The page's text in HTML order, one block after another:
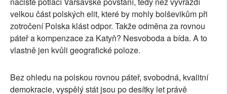
velkou část polských elit, které by mohly bolševikům při
zotročení Polska klást odpor. Takže odměna za rovnou
páteř a kompenzace za Katyň? Nesvoboda a bída. A to
vlastně jen kvůli geografické poloze.
Bez ohledu na polskou rovnou páteř, svobodná, kvalitní
demokracie, vyspělý stát jsou po desítky let právě